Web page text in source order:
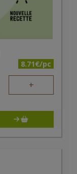
8.71€/pc
+